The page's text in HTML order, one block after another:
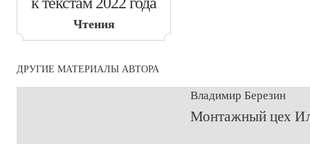
Чтения
ДРУГИЕ МАТЕРИАЛЫ АВТОРА
Владимир Березин
​Монтажный цех